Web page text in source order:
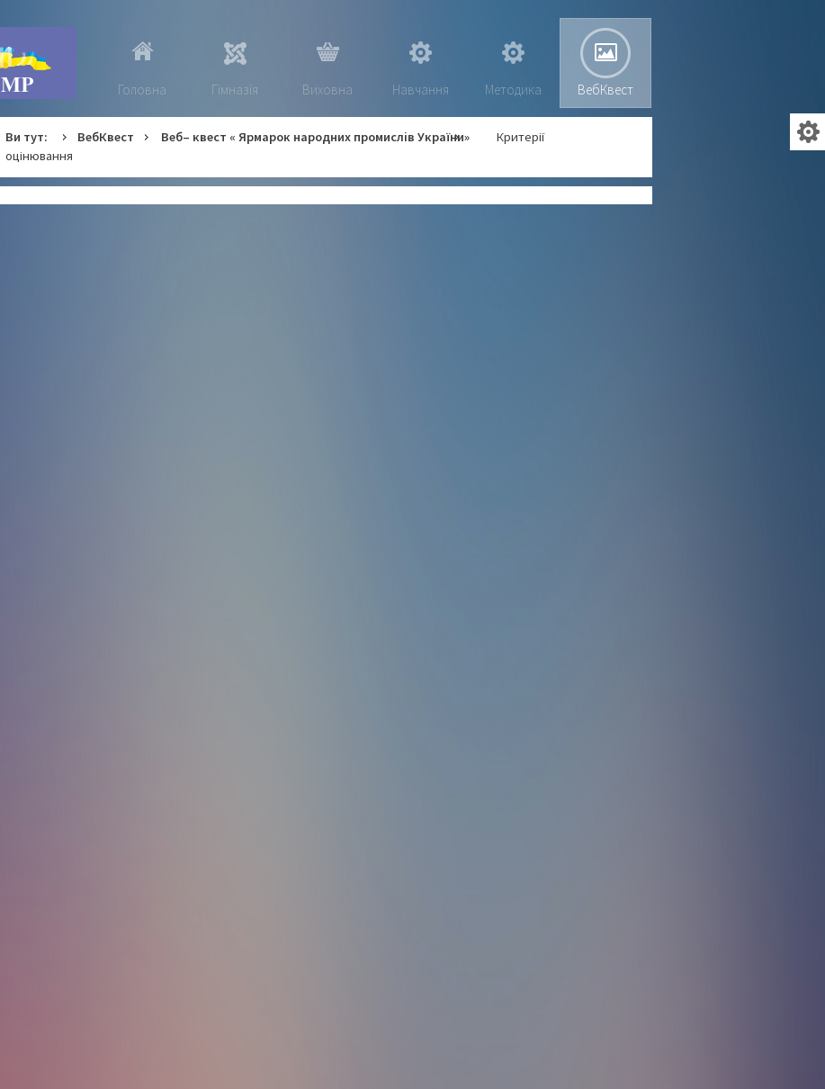
Головна Гімназія Виховна Навчання Методика ВебКвест
Ви тут: ВебКвест Веб– квест « Ярмарок народних промислів України»
Критерії
оцінювання